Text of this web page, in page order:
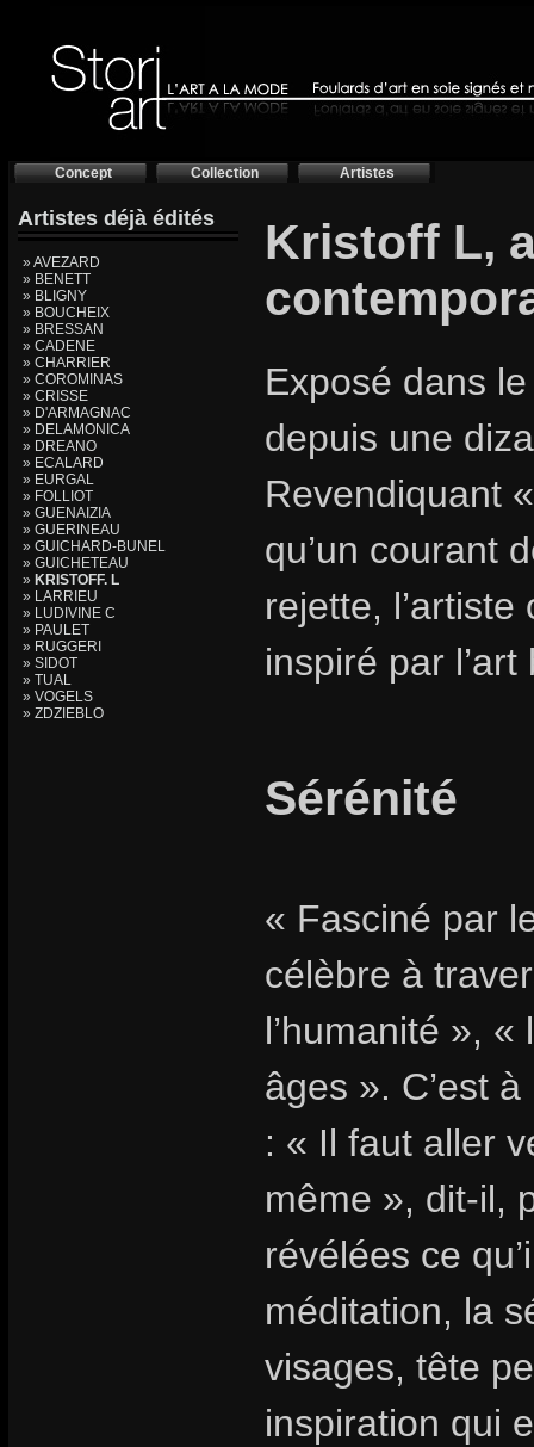
Concept Collection Artistes
Artistes déjà édités
» AVEZARD
» BENETT
» BLIGNY
» BOUCHEIX
» BRESSAN
» CADENE
» CHARRIER
» COROMINAS
» CRISSE
» D'ARMAGNAC
» DELAMONICA
» DREANO
» ECALARD
» EURGAL
» FOLLIOT
» GUENAIZIA
» GUERINEAU
» GUICHARD-BUNEL
» GUICHETEAU
» KRISTOFF. L
» LARRIEU
» LUDIVINE C
» PAULET
» RUGGERI
» SIDOT
» TUAL
» VOGELS
» ZDZIEBLO
Kristoff L,
Exposé dans
depuis une
Revendiquant
qu’un courant
rejette,
inspiré par
Sérénité
« Fasciné par
célèbre à
l’humanité »,
âges ». C’est
: « Il faut aller
même », dit-il,
révélées ce
méditation, la
visages, tête
inspiration qui